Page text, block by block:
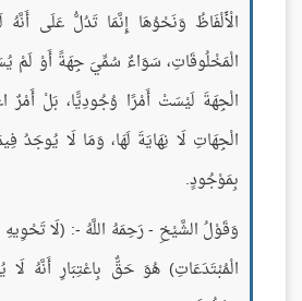
الْأَلْفَاظُ وَنَحْوُهَا إِنَّمَا تَدُلُّ عَلَى
الْمَخْلُوقَاتِ، سَوَاءٌ سُمِّيَ جِهَةً أَوْ لَمْ
الْجِهَةَ لَيْسَتْ أَمْرًا وُجُودِيًّا، بَلْ أَمْرٌ
الْجِهَاتِ لَا نِهَايَةَ لَهَا، وَمَا لَا يُوجَدُ
بِمَوْجُودٍ.
وَقَوْلُ الشَّيْخِ - رَحِمَهُ اللَّهُ -: (لَا
الْمُبْتَدَعَاتِ) هُوَ حَقٌّ بِاعْتِبَارِ أَنَّهُ